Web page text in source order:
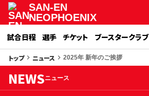
SAN-EN
NEOPHOENIX
試合日程 選手 チケット ブースタークラブ
トップkeyboard_arrow_right ニュース keyboard_arrow_right 2025年 新年のご挨拶
NEWSニュース